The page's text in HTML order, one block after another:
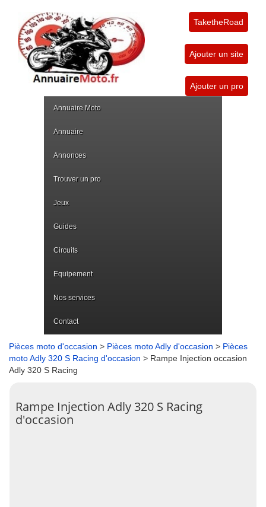
TaketheRoad
Ajouter un site
Ajouter un pro
Annuaire Moto
Annuaire
Annonces
Trouver un pro
Jeux
Guides
Circuits
Equipement
Nos services
Contact
Pièces moto d'occasion > Pièces moto Adly d'occasion > Pièces
moto Adly 320 S Racing d'occasion > Rampe Injection occasion
Adly 320 S Racing
Rampe Injection Adly 320 S Racing
d'occasion